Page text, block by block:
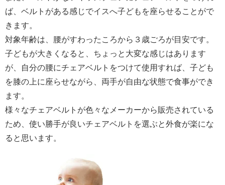
ば、ベルトがある感じでイスへ子どもを座らせることがで
きます。
対象年齢は、腰がすわったころから３歳ごろが目安です。
子どもが大きくなると、ちょっと大変な感じはあります
が、自分の腰にチェアベルトをつけて使用すれば、子ども
を膝の上に座らせながら、両手が自由な状態で食事ができ
ます。
様々なチェアベルトが色々なメーカーから販売されている
ため、使い勝手が良いチェアベルトを選ぶと外食が楽にな
ると思います。